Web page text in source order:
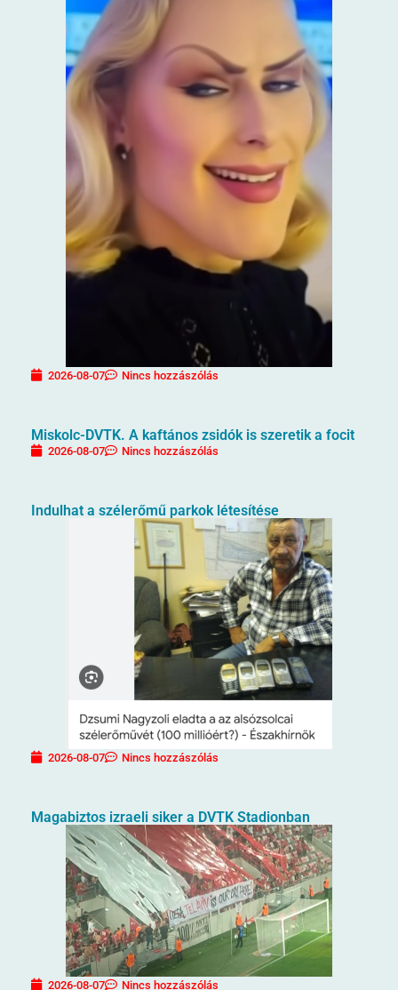
2026-08-07 Nincs hozzászólás
Miskolc-DVTK. A kaftános zsidók is szeretik a focit
2026-08-07 Nincs hozzászólás
Indulhat a szélerőmű parkok létesítése
2026-08-07 Nincs hozzászólás
Magabiztos izraeli siker a DVTK Stadionban
2026-08-07 Nincs hozzászólás